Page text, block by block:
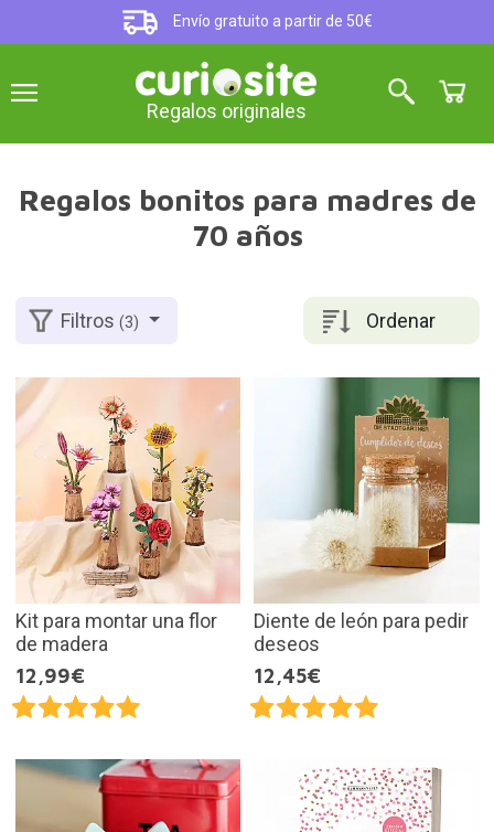
Envío gratuito a partir de 50€
Regalos originales
Regalos bonitos para madres de
70 años
Ordenar
Filtros(3)
Kit para montar una flor
de madera
12,99€
Diente de león para pedir
deseos
12,45€